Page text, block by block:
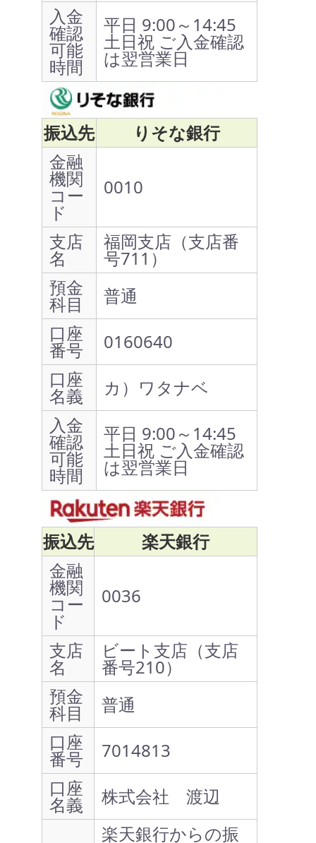
入金
確認
可能
時間
平日 9:00～14:45
土日祝 ご入金確認
は翌営業日
振込先
りそな銀行
金融
機関
コー
ド
0010
支店
名
福岡支店（支店番
号711）
預金
科目
普通
口座
番号
0160640
口座
名義
カ）ワタナベ
入金
確認
可能
時間
平日 9:00～14:45
土日祝 ご入金確認
は翌営業日
振込先
楽天銀行
金融
機関
コー
ド
0036
支店
名
ビート支店（支店
番号210）
預金
科目
普通
口座
番号
7014813
口座
名義
株式会社 渡辺
楽天銀行からの振